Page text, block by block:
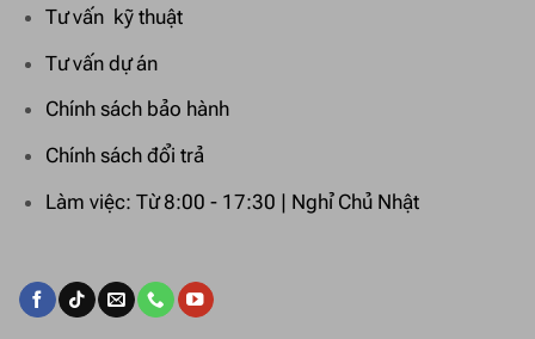
Tư vấn kỹ thuật
Tư vấn dự án
Chính sách bảo hành
Chính sách đổi trả
Làm việc: Từ 8:00 - 17:30 | Nghỉ Chủ Nhật